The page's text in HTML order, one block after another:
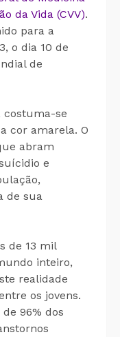
da Vida (CVV).
para a
o dia 10 de
de
costuma-se
cor amarela. O
abram
e
de sua
de 13 mil
inteiro,
realidade
os jovens.
96% dos